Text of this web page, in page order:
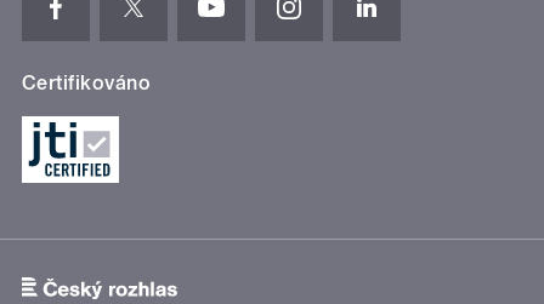
Certifikováno